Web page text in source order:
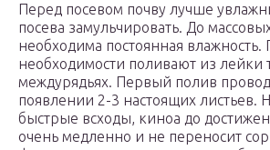
Перед посевом почву лучше
посева замульчировать. До
необходима постоянная влажность.
необходимости поливают из лейки
междурядьях. Первый полив
появлении 2-3 настоящих листьев.
быстрые всходы, киноа до
очень медленно и не переносит